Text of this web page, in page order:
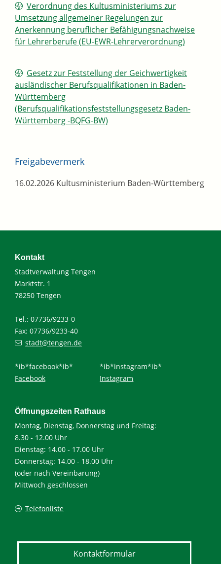
Verordnung des Kultusministeriums zur
Umsetzung allgemeiner Regelungen zur
Anerkennung beruflicher Befähigungsnachweise
für Lehrerberufe (EU-EWR-Lehrerverordnung)
Gesetz zur Feststellung der Geichwertigkeit
ausländischer Berufsqualifikationen in Baden-
Württemberg
(Berufsqualifikationsfeststellungsgesetz Baden-
Württemberg -BQFG-BW)
Freigabevermerk
16.02.2026 Kultusministerium Baden-Württemberg
Kontakt
Stadtverwaltung Tengen
Marktstr. 1
78250 Tengen
Tel.: 07736/9233-0
Fax: 07736/9233-40
stadt@tengen.de
*ib*facebook*ib*
Facebook
*ib*instagram*ib*
Instagram
Öffnungszeiten Rathaus
Montag, Dienstag, Donnerstag und Freitag:
8.30 - 12.00 Uhr
Dienstag: 14.00 - 17.00 Uhr
Donnerstag: 14.00 - 18.00 Uhr
(oder nach Vereinbarung)
Mittwoch geschlossen
Telefonliste
Kontaktformular